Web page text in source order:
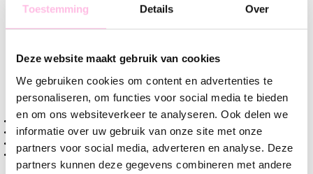
Toestemming Details Over
Deze website maakt gebruik van cookies
We gebruiken cookies om content en advertenties te
personaliseren, om functies voor social media te bieden
en om ons websiteverkeer te analyseren. Ook delen we
informatie over uw gebruik van onze site met onze
partners voor social media, adverteren en analyse. Deze
partners kunnen deze gegevens combineren met andere
Goud Zilver
Gratis verzending vanaf €35,-
Verzending v.a. €1,95
Premium stainless steel